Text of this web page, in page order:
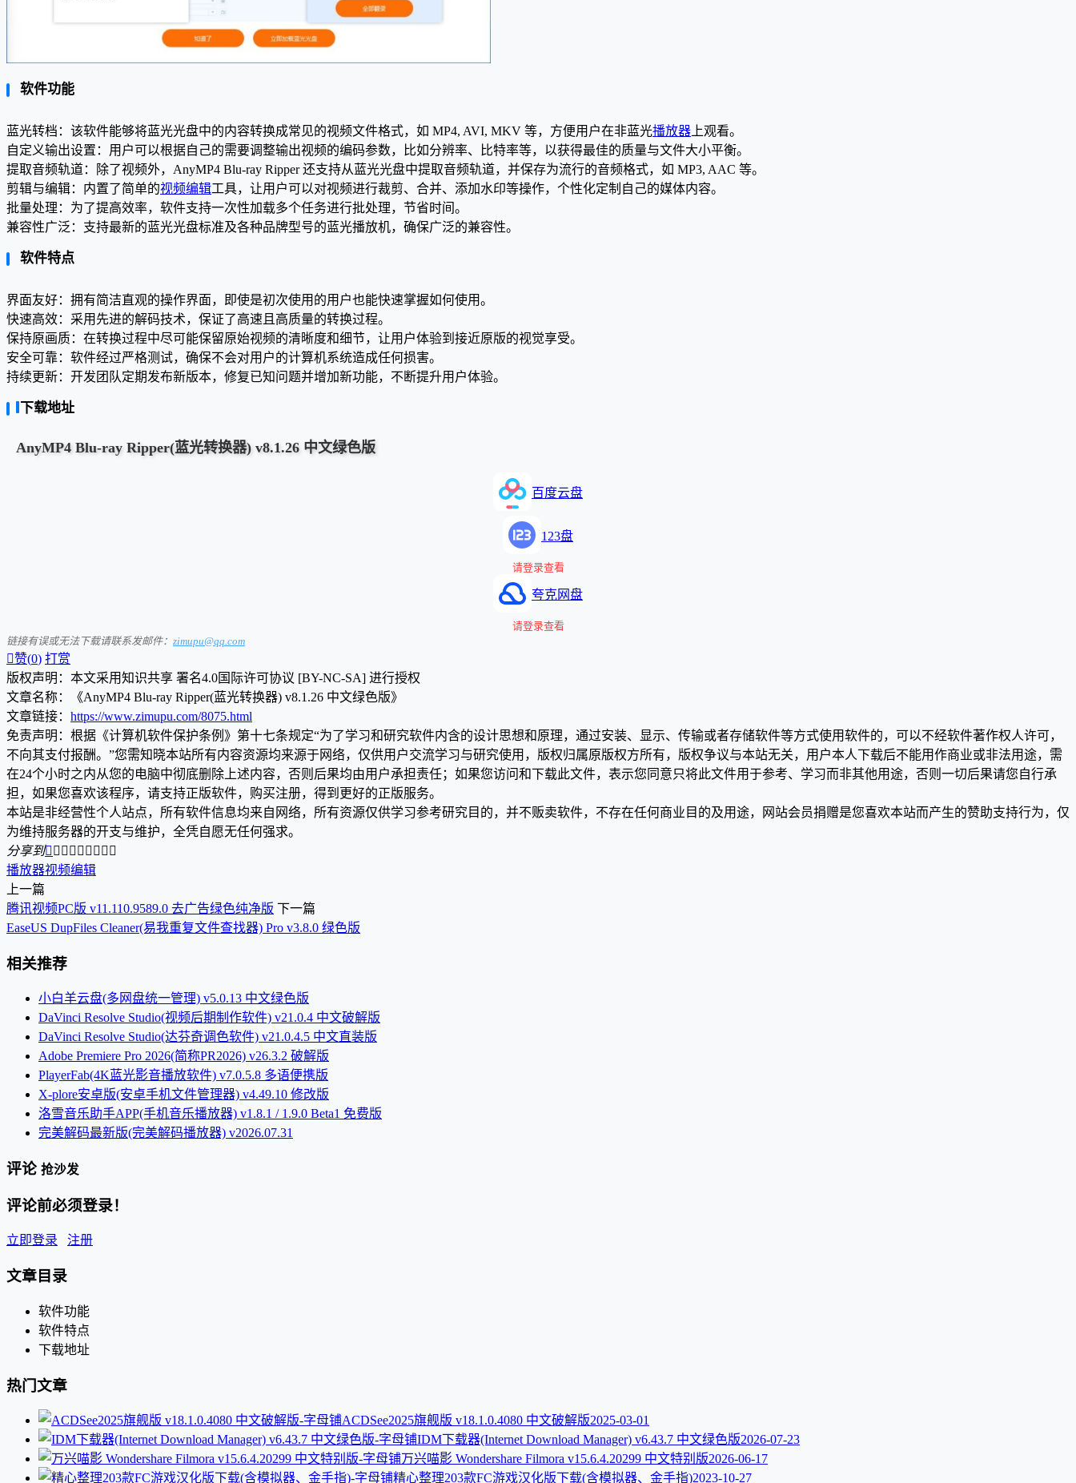
软件功能
蓝光转档：该软件能够将蓝光光盘中的内容转换成常见的视频文件格式，如 MP4, AVI, MKV 等，方便用户在非蓝光播放器 上观看。
自定义输出设置：用户可以根据自己的需要调整输出视频的编码参数，比如分辨率、比特率等，以获得最佳的质量与文件大小平衡。
提取音频轨道：除了视频外，AnyMP4 Blu-ray Ripper 还支持从蓝光光盘中提取音频轨道，并保存为流行的音频格式，如 MP3, AAC 等。
剪辑与编辑：内置了简单的视频编辑工具，让用户可以对视频进行裁剪、合并、添加水印等操作，个性化定制自己的媒体内容。
批量处理：为了提高效率，软件支持一次性加载多个任务进行批处理，节省时间。
兼容性广泛：支持最新的蓝光光盘标准及各种品牌型号的蓝光播放机，确保广泛的兼容性。
软件特点
界面友好：拥有简洁直观的操作界面，即使是初次使用的用户也能快速掌握如何使用。
快速高效：采用先进的解码技术，保证了高速且高质量的转换过程。
保持原画质：在转换过程中尽可能保留原始视频的清晰度和细节，让用户体验到接近原版的视觉享受。
安全可靠：软件经过严格测试，确保不会对用户的计算机系统造成任何损害。
持续更新：开发团队定期发布新版本，修复已知问题并增加新功能，不断提升用户体验。
下载地址
AnyMP4 Blu-ray Ripper(蓝光转换器) v8.1.26 中文绿色版
百度云盘
123盘
请登录查看
夸克网盘
请登录查看
链接有误或无法下载请联系发邮件： zimupu@qq.com
赞(0) 打赏
版权声明：本文采用知识共享 署名4.0国际许可协议 [BY-NC-SA] 进行授权
文章名称：《AnyMP4 Blu-ray Ripper(蓝光转换器) v8.1.26 中文绿色版》
文章链接： https://www.zimupu.com/8075.html
免责声明：根据《计算机软件保护条例》第十七条规定“为了学习和研究软件内含的设计思想和原理，通过安装、显示、传输或者存储软件等方式使用软件的，可以不经软件著作权人许可，
不向其支付报酬。”您需知晓本站所有内容资源均来源于网络，仅供用户交流学习与研究使用，版权归属原版权方所有，版权争议与本站无关，用户本人下载后不能用作商业或非法用途，需
在24个小时之内从您的电脑中彻底删除上述内容，否则后果均由用户承担责任；如果您访问和下载此文件，表示您同意只将此文件用于参考、学习而非其他用途，否则一切后果请您自行承
担，如果您喜欢该程序，请支持正版软件，购买注册，得到更好的正版服务。
本站是非经营性个人站点，所有软件信息均来自网络，所有资源仅供学习参考研究目的，并不贩卖软件，不存在任何商业目的及用途，网站会员捐赠是您喜欢本站而产生的赞助支持行为，仅
为维持服务器的开支与维护，全凭自愿无任何强求。
分享到        
播放器视频编辑
上一篇
腾讯视频PC版 v11.110.9589.0 去广告绿色纯净版 下一篇
EaseUS DupFiles Cleaner(易我重复文件查找器) Pro v3.8.0 绿色版
相关推荐
小白羊云盘(多网盘统一管理) v5.0.13 中文绿色版
DaVinci Resolve Studio(视频后期制作软件) v21.0.4 中文破解版
DaVinci Resolve Studio(达芬奇调色软件) v21.0.4.5 中文直装版
Adobe Premiere Pro 2026(简称PR2026) v26.3.2 破解版
PlayerFab(4K蓝光影音播放软件) v7.0.5.8 多语便携版
X-plore安卓版(安卓手机文件管理器) v4.49.10 修改版
洛雪音乐助手APP(手机音乐播放器) v1.8.1 / 1.9.0 Beta1 免费版
完美解码最新版(完美解码播放器) v2026.07.31
评论 抢沙发
评论前必须登录！
立即登录 注册
文章目录
软件功能
软件特点
下载地址
热门文章
ACDSee2025旗舰版 v18.1.0.4080 中文破解版2025-03-01
IDM下载器(Internet Download Manager) v6.43.7 中文绿色版2026-07-23
万兴喵影 Wondershare Filmora v15.6.4.20299 中文特别版2026-06-17
精心整理203款FC游戏汉化版下载(含模拟器、金手指)2023-10-27